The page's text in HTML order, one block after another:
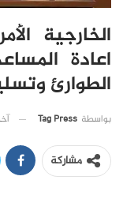
الخارجية
اعادة
الطوارئ
بواسطة Tag Press
مشاركة